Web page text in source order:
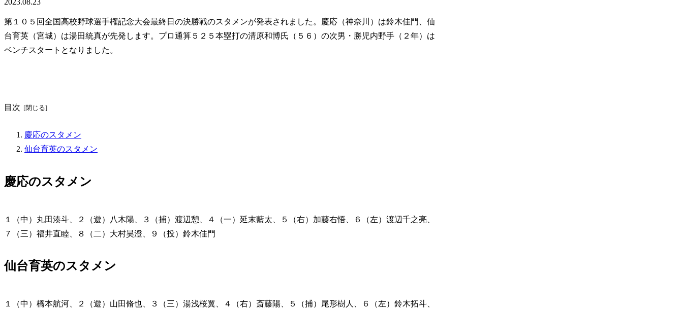
第１０５回全国高校野球選手権記念大会最終日の決勝戦のスタメンが発表されました。慶応（神奈川）は鈴木佳門、仙
台育英（宮城）は湯田統真が先発します。プロ通算５２５本塁打の清原和博氏（５６）の次男・勝児内野手（２年）は
ベンチスタートとなりました。
目次
慶応のスタメン
仙台育英のスタメン
慶応のスタメン
１（中）丸田湊斗、２（遊）八木陽、３（捕）渡辺憩、４（一）延末藍太、５（右）加藤右悟、６（左）渡辺千之亮、
７（三）福井直睦、８（二）大村昊澄、９（投）鈴木佳門
仙台育英のスタメン
１（中）橋本航河、２（遊）山田脩也、３（三）湯浅桜翼、４（右）斎藤陽、５（捕）尾形樹人、６（左）鈴木拓斗、